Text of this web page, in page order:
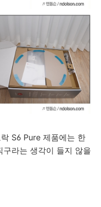
S6 Pure 제품에는 한
라는 생각이 들지 않을